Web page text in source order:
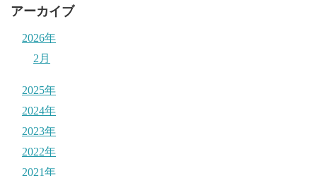
アーカイブ
2026年
2月
2025年
2024年
2023年
2022年
2021年